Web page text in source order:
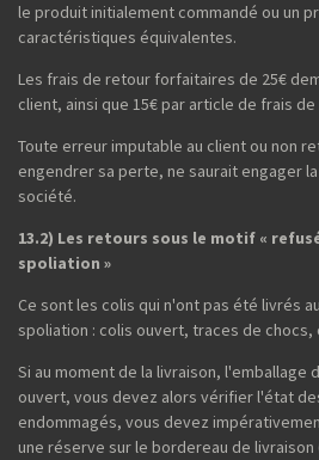
le produit initialement commandé ou un
caractéristiques équivalentes.
Les frais de retour forfaitaires de 25€
client, ainsi que 15€ par article de frais
Toute erreur imputable au client ou non
engendrer sa perte, ne saurait engager
société.
13.2) Les retours sous le motif «
spoliation »
Ce sont les colis qui n'ont pas été livrés
spoliation : colis ouvert, traces de chocs,
Si au moment de la livraison, l'emballage
ouvert, vous devez alors vérifier l'état
endommagés, vous devez
une réserve sur le bordereau de